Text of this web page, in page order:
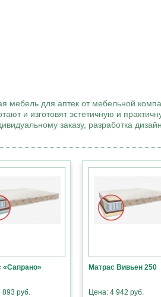
мебель для аптек от мебельной
и изготовят эстетичную и
заказу, разработка
«Сапрано»
руб.
Матрас Вивьен 250
Цена: 4 942 руб.